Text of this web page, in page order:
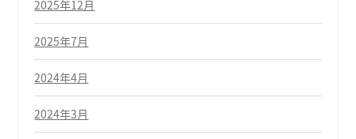
2025年12月
2025年7月
2024年4月
2024年3月